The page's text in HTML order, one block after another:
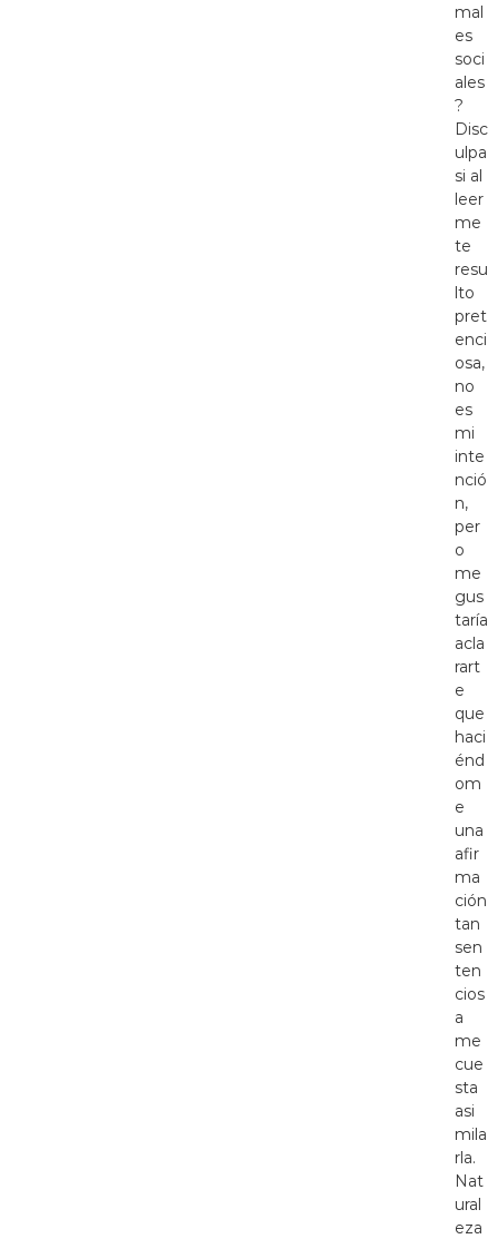
mal
es
soci
ales
?
Disc
ulpa
si al
leer
me
te
resu
lto
pret
enci
osa,
no
es
mi
inte
nció
n,
per
o
me
gus
taría
acla
rart
e
que
haci
énd
om
e
una
afir
ma
ción
tan
sen
ten
cios
a
me
cue
sta
asi
mila
rla.
Nat
ural
eza